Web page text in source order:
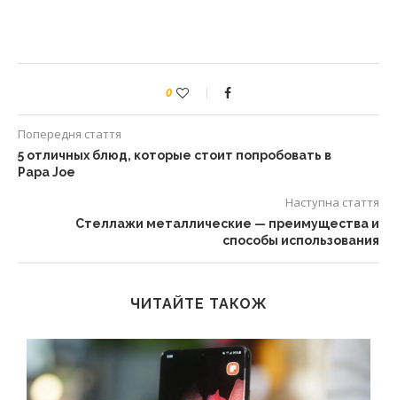
0
Попередня стаття
5 отличных блюд, которые стоит попробовать в
Papa Joe
Наступна стаття
Стеллажи металлические — преимущества и
способы использования
ЧИТАЙТЕ ТАКОЖ